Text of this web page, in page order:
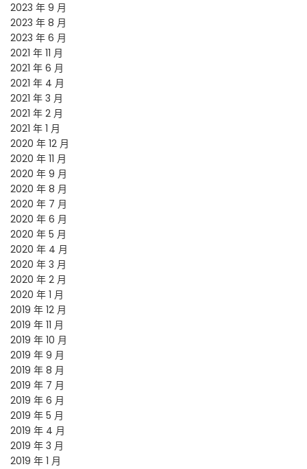
2023 年 9 月
2023 年 8 月
2023 年 6 月
2021 年 11 月
2021 年 6 月
2021 年 4 月
2021 年 3 月
2021 年 2 月
2021 年 1 月
2020 年 12 月
2020 年 11 月
2020 年 9 月
2020 年 8 月
2020 年 7 月
2020 年 6 月
2020 年 5 月
2020 年 4 月
2020 年 3 月
2020 年 2 月
2020 年 1 月
2019 年 12 月
2019 年 11 月
2019 年 10 月
2019 年 9 月
2019 年 8 月
2019 年 7 月
2019 年 6 月
2019 年 5 月
2019 年 4 月
2019 年 3 月
2019 年 1 月